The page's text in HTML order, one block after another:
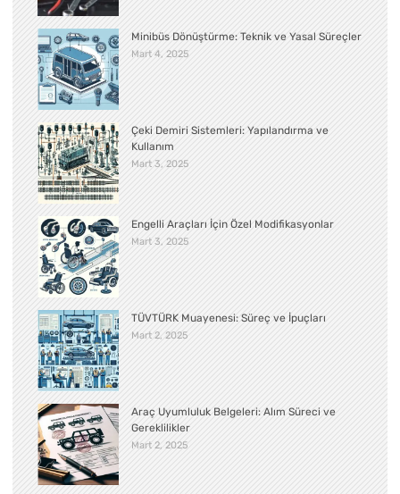
Minibüs Dönüştürme: Teknik ve Yasal Süreçler
Mart 4, 2025
Çeki Demiri Sistemleri: Yapılandırma ve
Kullanım
Mart 3, 2025
Engelli Araçları İçin Özel Modifikasyonlar
Mart 3, 2025
TÜVTÜRK Muayenesi: Süreç ve İpuçları
Mart 2, 2025
Araç Uyumluluk Belgeleri: Alım Süreci ve
Gereklilikler
Mart 2, 2025